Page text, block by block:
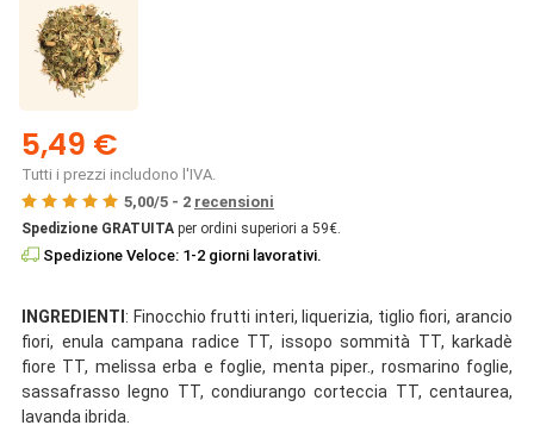
5,49 €
Tutti i prezzi includono l'IVA.
5,00/5 - 2 recensioni
Spedizione GRATUITA per ordini superiori a 59€.
Spedizione Veloce: 1-2 giorni lavorativi.
INGREDIENTI: Finocchio frutti interi, liquerizia, tiglio fiori, arancio
fiori, enula campana radice TT, issopo sommità TT, karkadè
fiore TT, melissa erba e foglie, menta piper., rosmarino foglie,
sassafrasso legno TT, condiurango corteccia TT, centaurea,
lavanda ibrida.